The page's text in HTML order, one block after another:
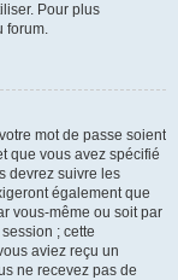
Pour plus
forum.
mot de passe soient
que vous avez spécifié
devrez suivre les
également que
vous-même ou soit par
; cette
aviez reçu un
ne recevez pas de